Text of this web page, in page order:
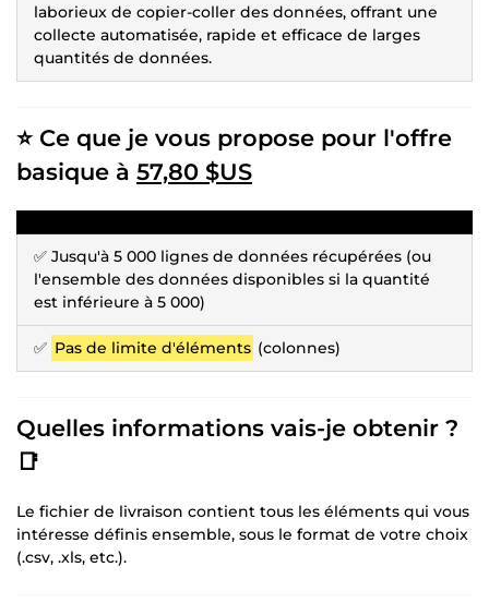
laborieux de copier-coller des données, offrant une
collecte automatisée, rapide et efficace de larges
quantités de données.
⭐️ Ce que je vous propose pour l'offre
basique à 57,80 $US
✅ Jusqu'à 5 000 lignes de données récupérées (ou
l'ensemble des données disponibles si la quantité
est inférieure à 5 000)
✅ Pas de limite d'éléments (colonnes)
Quelles informations vais-je obtenir ?
📑
Le fichier de livraison contient tous les éléments qui vous
intéresse définis ensemble, sous le format de votre choix
(.csv, .xls, etc.).